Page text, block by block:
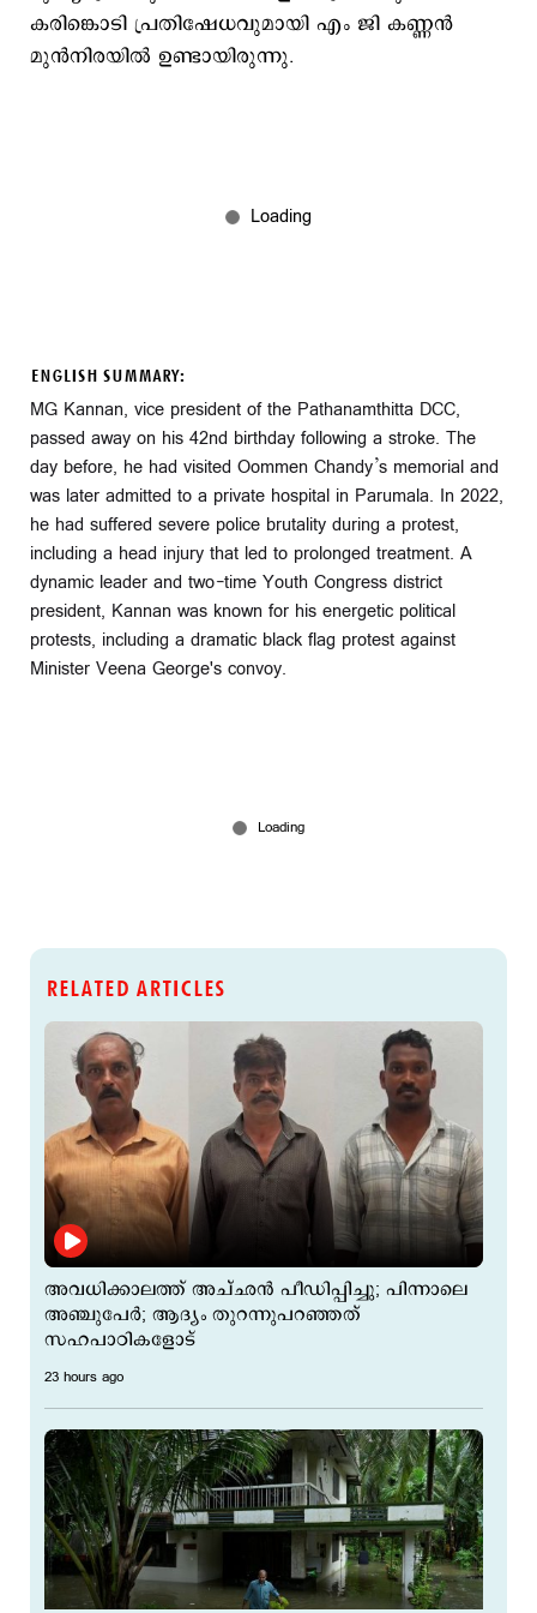
കരിങ്കൊടി പ്രതിഷേധവുമായി എം ജി കണ്ണൻ
മുൻനിരയിൽ ഉണ്ടായിരുന്നു.
ENGLISH SUMMARY:
MG Kannan, vice president of the Pathanamthitta DCC,
passed away on his 42nd birthday following a stroke. The
day before, he had visited Oommen Chandy’s memorial and
was later admitted to a private hospital in Parumala. In 2022,
he had suffered severe police brutality during a protest,
including a head injury that led to prolonged treatment. A
dynamic leader and two-time Youth Congress district
president, Kannan was known for his energetic political
protests, including a dramatic black flag protest against
Minister Veena George's convoy.
RELATED ARTICLES
അവധിക്കാലത്ത് അച്ഛന്‍ പീഡിപ്പിച്ചു; പിന്നാലെ
അഞ്ചുപേര്‍; ആദ്യം തുറന്നുപറഞ്ഞത്
സഹപാഠികളോട്
23 hours ago